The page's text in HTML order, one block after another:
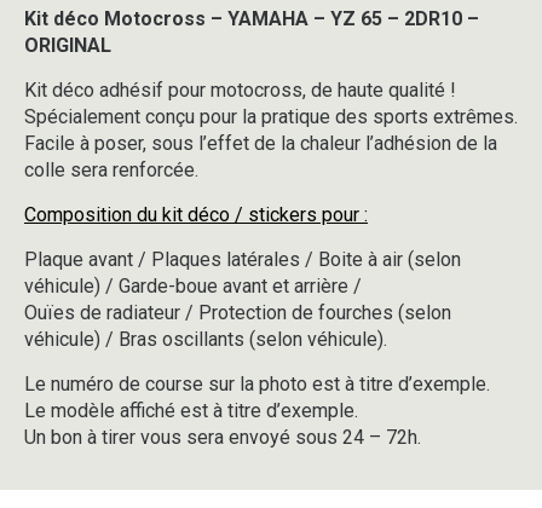
YZ
65
2DR10
-
ORIGINAL
Kit déco Motocross – YAMAHA – YZ 65 – 2DR10 –
ORIGINAL
Kit déco adhésif pour motocross, de haute qualité !
Spécialement conçu pour la pratique des sports extrêmes.
Facile à poser, sous l’effet de la chaleur l’adhésion de la
colle sera renforcée.
Composition du kit déco / stickers pour :
Plaque avant / Plaques latérales / Boite à air (selon
véhicule) / Garde-boue avant et arrière /
Ouïes de radiateur / Protection de fourches (selon
véhicule) / Bras oscillants (selon véhicule).
Le numéro de course sur la photo est à titre d’exemple.
Le modèle affiché est à titre d’exemple.
Un bon à tirer vous sera envoyé sous 24 – 72h.